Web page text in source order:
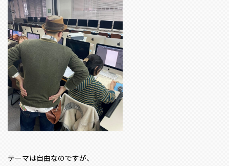
テーマは自由なのですが、